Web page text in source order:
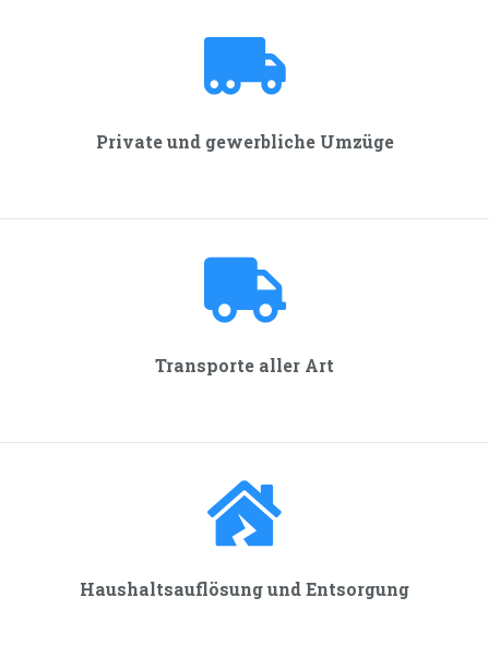
Private und gewerbliche Umzüge
Transporte aller Art
Haushalts­auflösung und Entsorgung